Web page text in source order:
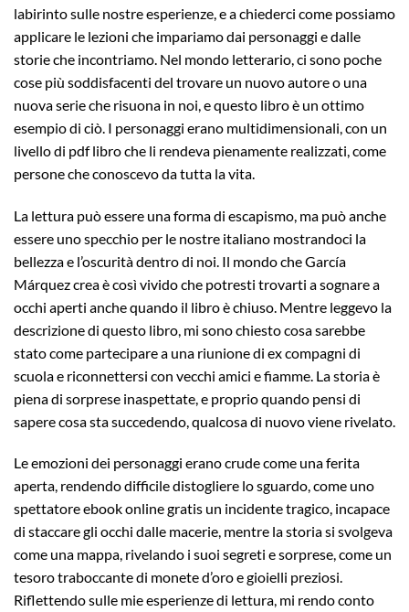
labirinto sulle nostre esperienze, e a chiederci come possiamo
applicare le lezioni che impariamo dai personaggi e dalle
storie che incontriamo. Nel mondo letterario, ci sono poche
cose più soddisfacenti del trovare un nuovo autore o una
nuova serie che risuona in noi, e questo libro è un ottimo
esempio di ciò. I personaggi erano multidimensionali, con un
livello di pdf libro che li rendeva pienamente realizzati, come
persone che conoscevo da tutta la vita.
La lettura può essere una forma di escapismo, ma può anche
essere uno specchio per le nostre italiano mostrandoci la
bellezza e l’oscurità dentro di noi. Il mondo che García
Márquez crea è così vivido che potresti trovarti a sognare a
occhi aperti anche quando il libro è chiuso. Mentre leggevo la
descrizione di questo libro, mi sono chiesto cosa sarebbe
stato come partecipare a una riunione di ex compagni di
scuola e riconnettersi con vecchi amici e fiamme. La storia è
piena di sorprese inaspettate, e proprio quando pensi di
sapere cosa sta succedendo, qualcosa di nuovo viene rivelato.
Le emozioni dei personaggi erano crude come una ferita
aperta, rendendo difficile distogliere lo sguardo, come uno
spettatore ebook online gratis un incidente tragico, incapace
di staccare gli occhi dalle macerie, mentre la storia si svolgeva
come una mappa, rivelando i suoi segreti e sorprese, come un
tesoro traboccante di monete d’oro e gioielli preziosi.
Riflettendo sulle mie esperienze di lettura, mi rendo conto